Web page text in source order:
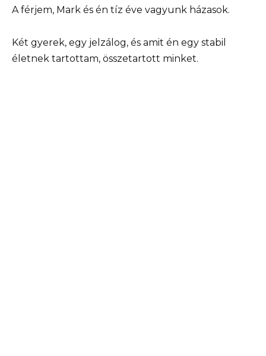
A férjem, Mark és én tíz éve vagyunk házasok.
Két gyerek, egy jelzálog, és amit én egy stabil
életnek tartottam, összetartott minket.